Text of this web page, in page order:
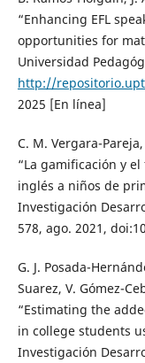
“Enhancing EFL
opportunities for
Universidad
http://
2025 [En línea]
C. M. Vergara-
“La gamificación y
inglés a niños de
Investigación
578, ago. 2021,
G. J. Posada-
Suarez, V. Gómez-
“Estimating the
in college students
Investigación